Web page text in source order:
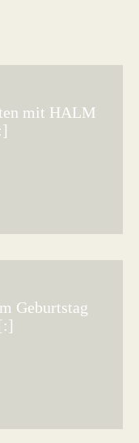
mit HALM
Geburtstag